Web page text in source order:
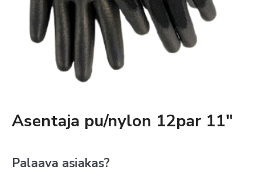
Asentaja pu/nylon 12par 11″
Palaava asiakas?